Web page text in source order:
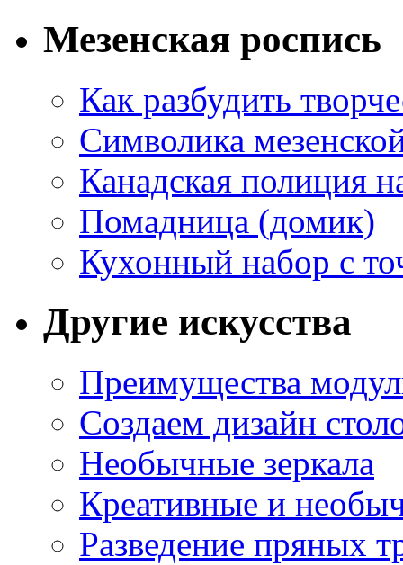
Мезенская роспись
Как разбудить
Символика
Канадская полиция
Помадница (домик)
Кухонный набор с
Другие искусства
Преимущества
Создаем дизайн
Необычные зеркала
Креативные и
Разведение пряных